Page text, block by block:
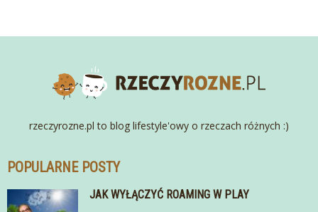
rzeczyrozne.pl to blog lifestyle'owy o rzeczach różnych :)
POPULARNE POSTY
JAK WYŁĄCZYĆ ROAMING W PLAY